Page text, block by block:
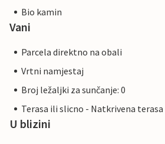
Bio kamin
Vani
Parcela direktno na obali
Vrtni namjestaj
Broj ležaljki za sunčanje: 0
Terasa ili slicno - Natkrivena terasa
U blizini